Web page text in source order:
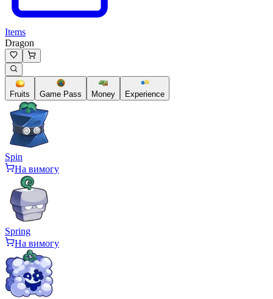
Items
Dragon
Fruits Game Pass Money Experience
Spin
На вимогу
Spring
На вимогу